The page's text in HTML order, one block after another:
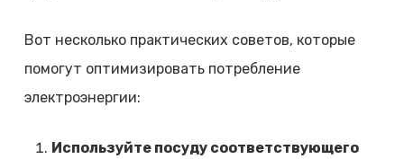
Вот несколько практических советов, которые
помогут оптимизировать потребление
электроэнергии:
Используйте посуду соответствующего